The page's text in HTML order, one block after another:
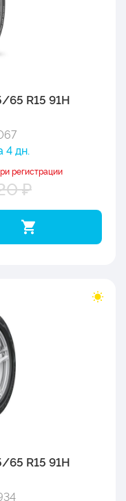
65 R15 91H
4 дн.
регистрации
₽
65 R15 91H